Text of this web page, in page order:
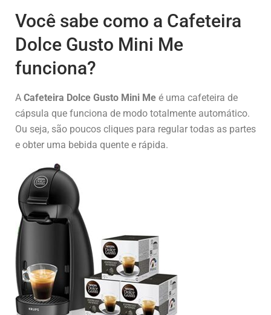
Você sabe como a Cafeteira
Dolce Gusto Mini Me
funciona?
A Cafeteira Dolce Gusto Mini Me é uma cafeteira de
cápsula que funciona de modo totalmente automático.
Ou seja, são poucos cliques para regular todas as partes
e obter uma bebida quente e rápida.